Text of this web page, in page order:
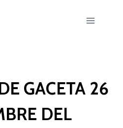
GACETA 26
DEL